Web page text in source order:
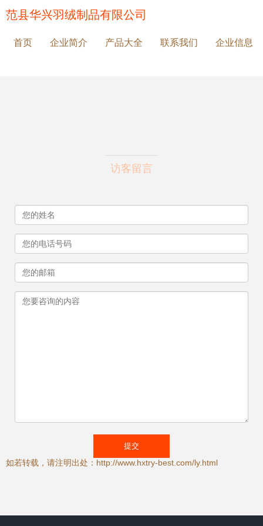
范县华兴羽绒制品有限公司
首页 企业简介 产品大全 联系我们 企业信息
访客留言
如若转载，请注明出处：http://www.hxtry-best.com/ly.html